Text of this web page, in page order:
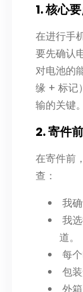
1. 核心
在进行手
要先确认
对电池的
缘 + 标记
输的关键。
2. 寄件
在寄件前
查：
我
我
道。
每
包
外